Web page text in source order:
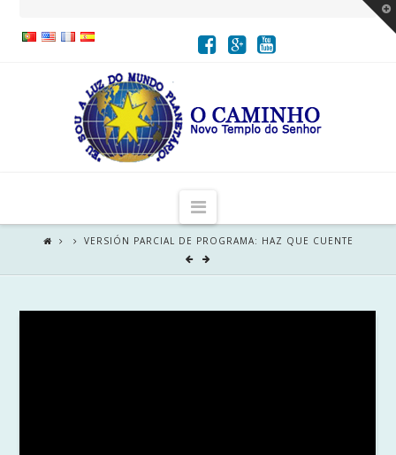
Navigation
VERSIÓN PARCIAL DE PROGRAMA: HAZ QUE CUENTE